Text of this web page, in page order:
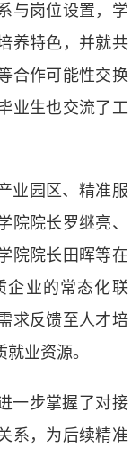
与岗位设置，学
养特色，并就共
合作可能性交换
业生也交流了工
业园区、精准服
院院长罗继亮、
院院长田晖等在
企业的常态化联
求反馈至人才培
业资源。
一步掌握了对接
系，为后续精准